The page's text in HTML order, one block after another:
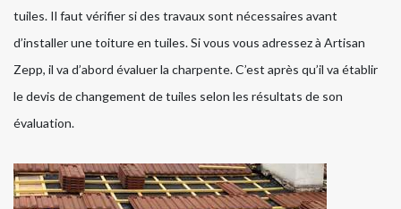
tuiles. Il faut vérifier si des travaux sont nécessaires avant
d’installer une toiture en tuiles. Si vous vous adressez à Artisan
Zepp, il va d’abord évaluer la charpente. C’est après qu’il va établir
le devis de changement de tuiles selon les résultats de son
évaluation.